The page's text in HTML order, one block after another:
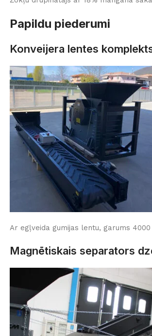
Papildu piederumi
Konveijera lentes
Ar egļveida gumijas lentu, garums
Magnētiskais separators